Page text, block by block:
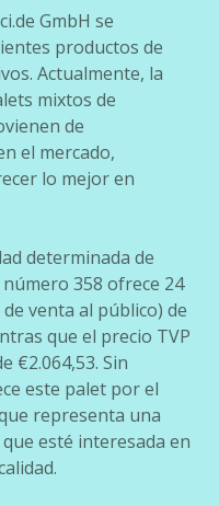
GmbH se
productos de
Actualmente, la
mixtos de
de
el mercado,
lo mejor en
determinada de
358 ofrece 24
venta al público) de
que el precio TVP
€2.064,53. Sin
este palet por el
representa una
esté interesada en